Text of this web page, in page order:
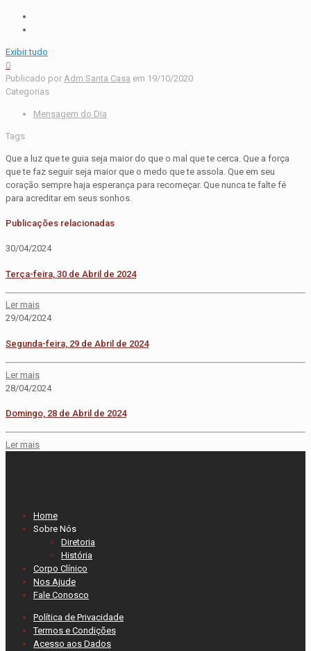
Exibir tudo
0
Publicado por Adm Santa Casa em 19/10/2020
Categorias
Mensagem do Dia
Tags
Que a luz que te guia seja maior do que o mal que te cerca. Que a força
que te faz seguir seja maior que o medo que te assola. Que em seu
coração sempre haja esperança para recomeçar. Que nunca te falte fé
para acreditar em seus sonhos.
Publicações relacionadas
30/04/2024
Terça-feira, 30 de Abril de 2024
Ler mais
29/04/2024
Segunda-feira, 29 de Abril de 2024
Ler mais
28/04/2024
Domingo, 28 de Abril de 2024
Ler mais
Home
Sobre Nós
Diretoria
História
Corpo Clínico
Nos Ajude
Fale Conosco
Política de Privacidade
Termos e Condições
Acesso aos Dados